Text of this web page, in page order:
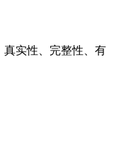
实性、完整性、有